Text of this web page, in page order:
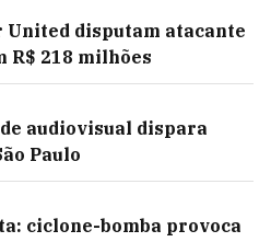
United disputam atacante
218 milhões
audiovisual dispara
Paulo
ciclone-bomba provoca